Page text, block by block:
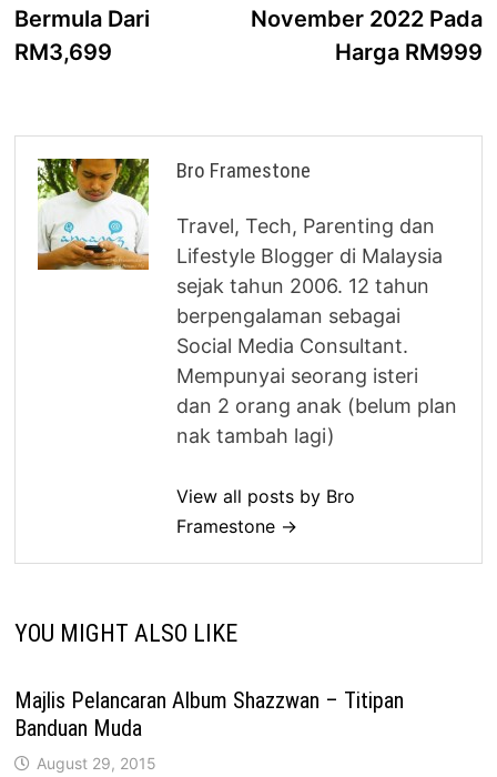
Bermula Dari
RM3,699
November 2022 Pada
Harga RM999
Bro Framestone
Travel, Tech, Parenting dan
Lifestyle Blogger di Malaysia
sejak tahun 2006. 12 tahun
berpengalaman sebagai
Social Media Consultant.
Mempunyai seorang isteri
dan 2 orang anak (belum plan
nak tambah lagi)
View all posts by Bro
Framestone →
YOU MIGHT ALSO LIKE
Majlis Pelancaran Album Shazzwan – Titipan
Banduan Muda
August 29, 2015